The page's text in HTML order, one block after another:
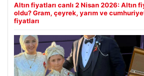
Altın fiyatları canlı 2 Nisan 2026: Altın
oldu? Gram, çeyrek, yarım ve cumhuriyet
fiyatları